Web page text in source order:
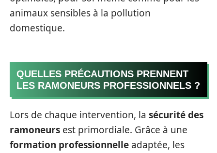
animaux sensibles à la pollution
domestique.
QUELLES PRÉCAUTIONS PRENNENT
LES RAMONEURS PROFESSIONNELS ?
Lors de chaque intervention, la sécurité des
ramoneurs est primordiale. Grâce à une
formation professionnelle adaptée, les